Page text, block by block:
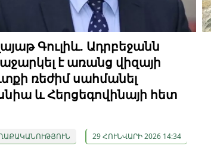
Գուլիև. Ադրբեջանն
է առանց վիզայի
ռեժիմ սահմանել
և Հերցեգովինայի հետ
29 ՀՈՒՆՎԱՐԻ 2026 14:34